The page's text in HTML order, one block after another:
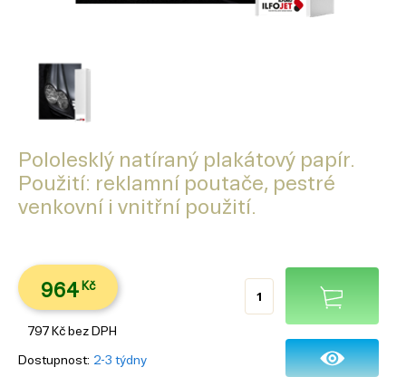
Pololesklý natíraný plakátový papír.
Použití: reklamní poutače, pestré
venkovní i vnitřní použití.
964 Kč
797 Kč bez DPH
Dostupnost 2-3 týdny